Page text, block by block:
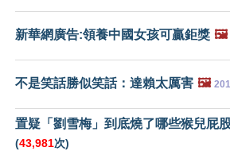
新華網廣告:領養中國女孩可贏鉅獎 🖼️
不是笑話勝似笑話：達賴太厲害 🖼️
置疑「劉雪梅」到底燒了哪些猴兒屁
(43,981次)